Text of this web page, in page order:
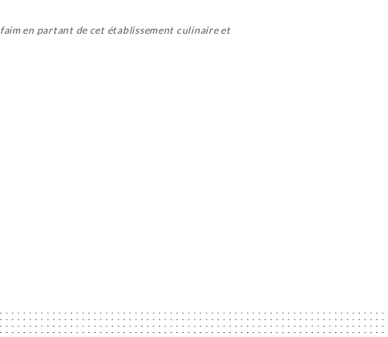
en partant de cet établissement culinaire et